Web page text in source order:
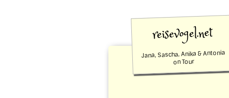
reisevogel.net
Jana, Sascha, Anika & Antonia
on Tour